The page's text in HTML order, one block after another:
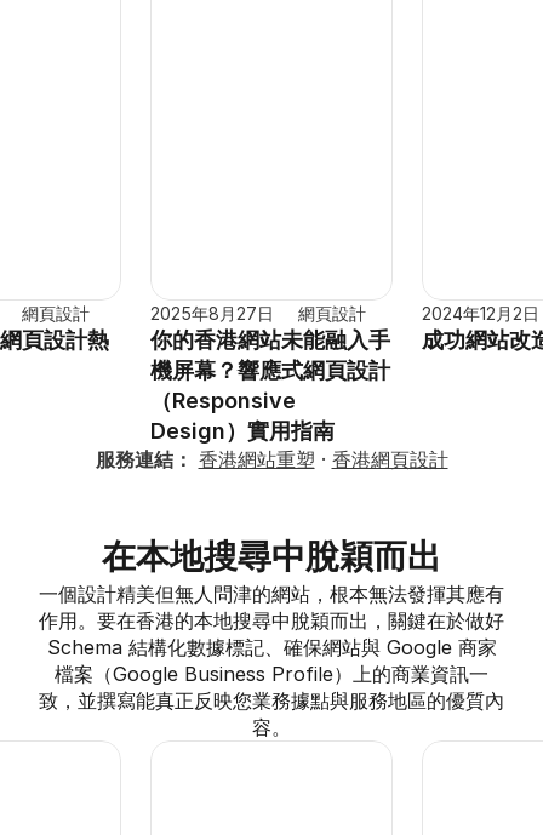
網頁設計
頁設計熱
2025年8月27日 網頁設計
你的香港網站未能融入手
機屏幕？響應式網頁設計
（Responsive
Design）實用指南
2024年12月2日
成功網站改
服務連結： 香港網站重塑 · 香港網頁設計
在本地搜尋中脫穎而出
一個設計精美但無人問津的網站，根本無法發揮其應有
作用。要在香港的本地搜尋中脫穎而出，關鍵在於做好
Schema 結構化數據標記、確保網站與 Google 商家
檔案（Google Business Profile）上的商業資訊一
致，並撰寫能真正反映您業務據點與服務地區的優質內
容。